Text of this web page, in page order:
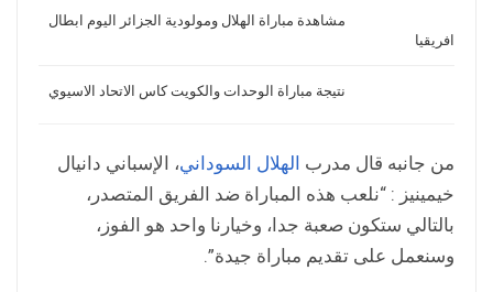
مشاهدة مباراة الهلال ومولودية الجزائر اليوم ابطال
افريقيا
نتيجة مباراة الوحدات والكويت كاس الاتحاد الاسيوي
من جانبه قال مدرب الهلال السوداني، الإسباني دانيال
خيمينيز : “نلعب هذه المباراة ضد الفريق المتصدر،
بالتالي ستكون صعبة جدا، وخيارنا واحد هو الفوز،
وسنعمل على تقديم مباراة جيدة”.